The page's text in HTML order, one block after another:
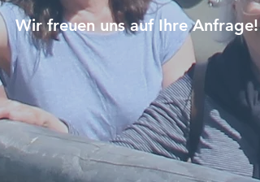
Wir freuen uns auf Ihre Anfrage!